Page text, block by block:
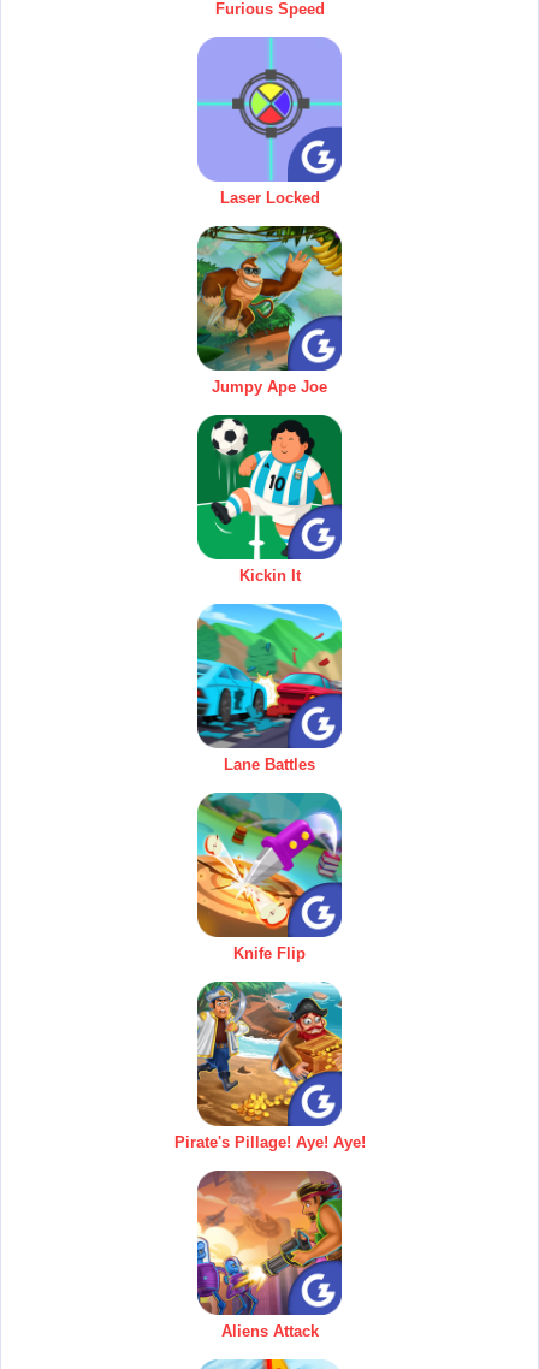
Furious Speed
Laser Locked
Jumpy Ape Joe
Kickin It
Lane Battles
Knife Flip
Pirate's Pillage! Aye! Aye!
Aliens Attack